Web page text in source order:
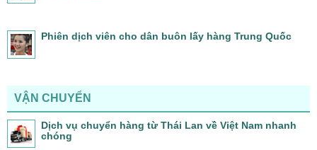
Phiên dịch viên cho dân buôn lấy hàng Trung Quốc
VẬN CHUYỂN
Dịch vụ chuyển hàng từ Thái Lan về Việt Nam nhanh
chóng